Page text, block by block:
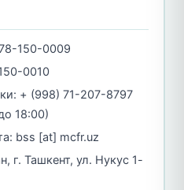
150-0009
0010
+ (998) 71-207-8797
18:00)
bss [аt] mcfr.uz
г. Ташкент, ул. Нукус 1-